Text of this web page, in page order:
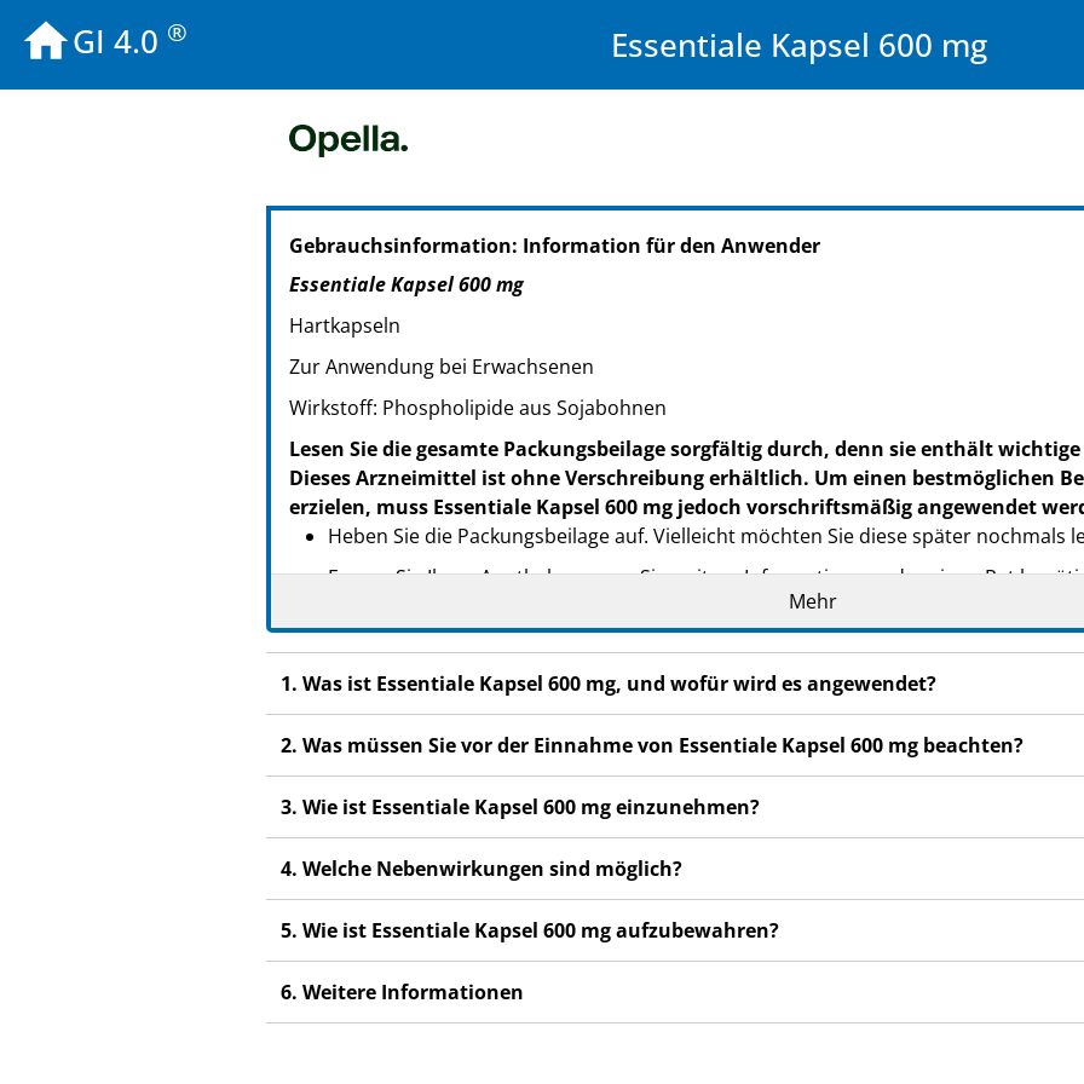
GI 4.0 ® Essentiale Kapsel 600 mg
PZN: 20089574
PPN: 112008957425
PZN: 20312575
Gebrauchsinformation: Information für den Anwender
Essentiale Kapsel 600 mg
Hartkapseln
Zur Anwendung bei Erwachsenen
Wirkstoff: Phospholipide aus Sojabohnen
Lesen Sie die gesamte Packungsbeilage sorgfältig durch, denn sie enthält
Dieses Arzneimittel ist ohne Verschreibung erhältlich. Um einen bestmöglichen
erzielen, muss Essentiale Kapsel 600 mg jedoch vorschriftsmäßig angewendet
Heben Sie die Packungsbeilage auf. Vielleicht möchten Sie diese später nochmals
Fragen Sie Ihren Apotheker, wenn Sie weitere Informationen oder einen Rat
jeden Fall einen Arzt aufsuchen.
Wenn eine der aufgeführten Nebenwirkungen Sie erheblich beeinträchtigt oder Sie
bemerken, die nicht in dieser Gebrauchsinformation angegeben sind, informieren
Apotheker.
Mehr
1. Was ist Essentiale Kapsel 600 mg, und wofür wird es angewendet?
2. Was müssen Sie vor der Einnahme von Essentiale Kapsel 600 mg beachten?
3. Wie ist Essentiale Kapsel 600 mg einzunehmen?
4. Welche Nebenwirkungen sind möglich?
5. Wie ist Essentiale Kapsel 600 mg aufzubewahren?
6. Weitere Informationen